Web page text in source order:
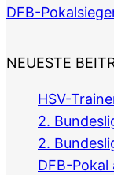
DFB-
NEUESTE
HSV-
2.
2.
DFB-Pokal